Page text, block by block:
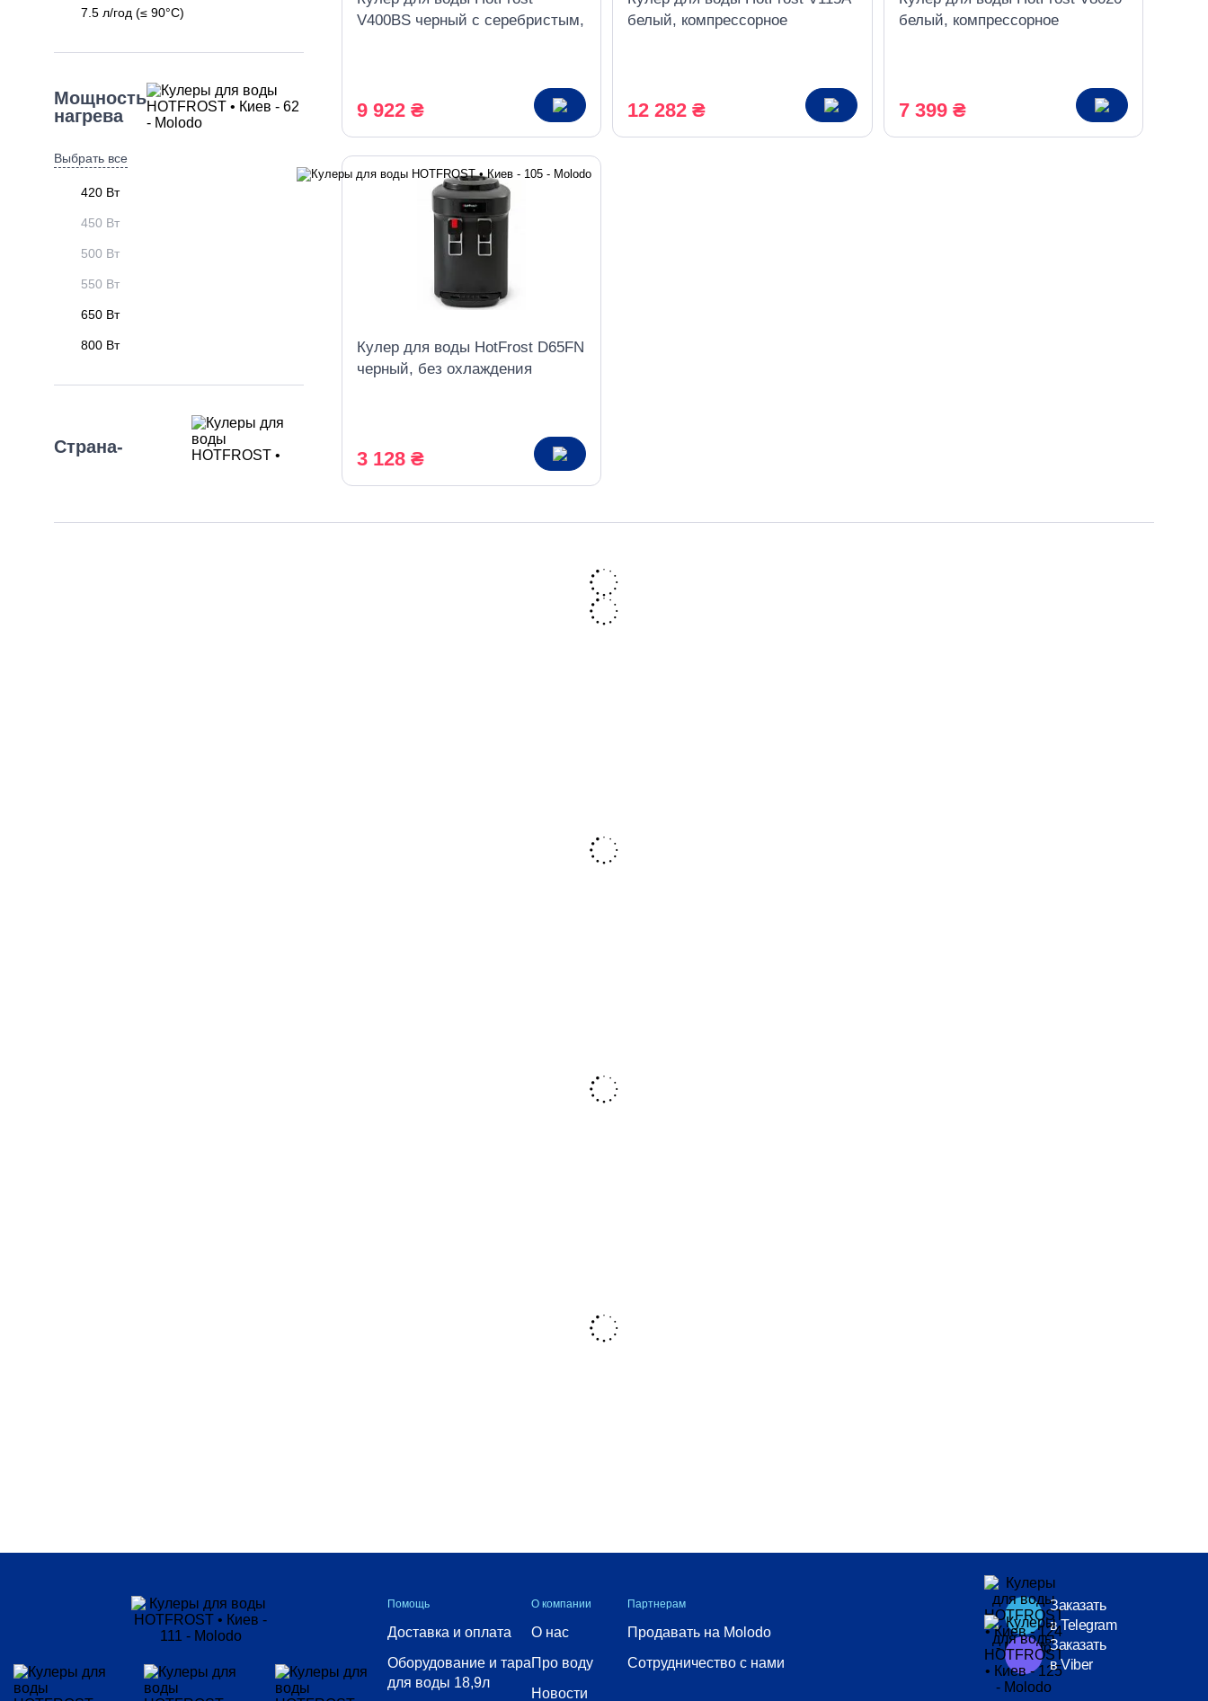
7.5 л/год (≤ 90°C)
Мощность
нагрева
Выбрать все
420 Вт
450 Вт
500 Вт
550 Вт
650 Вт
800 Вт
Страна-
Выбрать все
V400BS черный с серебристым,
9 922 ₴
белый, компрессорное
12 282 ₴
белый, компрессорное
7 399 ₴
Кулер для воды HotFrost D65FN
черный, без охлаждения
3 128 ₴
Помощь
Доставка и оплата
Оборудование и тара
для воды 18,9л
О компании
О нас
Про воду
Новости
Партнерам
Продавать на Molodo
Сотрудничество с нами
Заказать
в Telegram
Заказать
в Viber